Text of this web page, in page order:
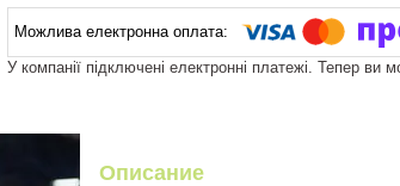
У компанії підключені електронні платежі. Тепер
Описание